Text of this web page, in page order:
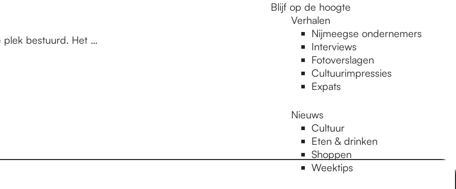
Blijf op de hoogte
Verhalen
Nijmeegse ondernemers
Interviews
Fotoverslagen
Cultuurimpressies
Expats
Nieuws
Cultuur
Eten & drinken
Shoppen
Weektips
plek bestuurd. Het …